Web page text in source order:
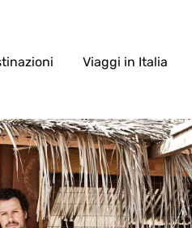
Viaggi in Italia